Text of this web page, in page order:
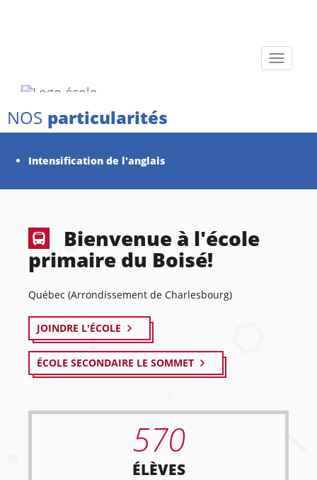
Toggle
NOS particularités
Intensification de l'anglais
Bienvenue à l'école
primaire du Boisé!
Québec (Arrondissement de Charlesbourg)
JOINDRE L'ÉCOLE
ÉCOLE SECONDAIRE LE SOMMET
570
ÉLÈVES